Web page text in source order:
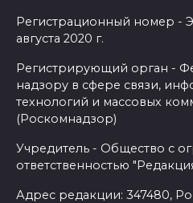
Регистрационный номер -
августа 2020 г.
Регистрирующий орган -
надзору в сфере связи,
технологий и массовых
(Роскомнадзор)
Учредитель - Общество с
ответственностью
Адрес редакции: 347480,